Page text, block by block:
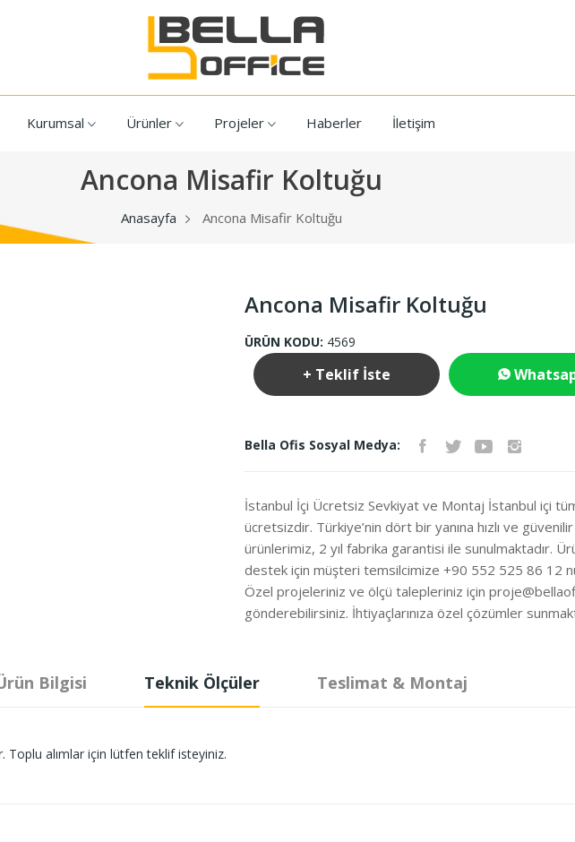
Kurumsal Ürünler Projeler Haberler İletişim
Ancona Misafir Koltuğu
Anasayfa Ancona Misafir Koltuğu
Ancona Misafir Koltuğu
ÜRÜN KODU: 4569
+ Teklif İste
Bella Ofis Sosyal Medya:
İstanbul İçi Ücretsiz Sevkiyat ve Montaj İstanbul içi
ücretsizdir. Türkiye’nin dört bir yanına hızlı ve
ürünlerimiz, 2 yıl fabrika garantisi ile sunulmaktadır.
destek için müşteri temsilcimize +90 552 525 86 12
Özel projeleriniz ve ölçü talepleriniz için
gönderebilirsiniz. İhtiyaçlarınıza özel çözümler
Bilgisi Teknik Ölçüler Teslimat & Montaj
alımlar için lütfen teklif isteyiniz.